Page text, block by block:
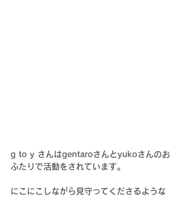
g to y さんはgentaroさんとyukoさんのお
ふたりで活動をされています。
にこにこしながら見守ってくださるような